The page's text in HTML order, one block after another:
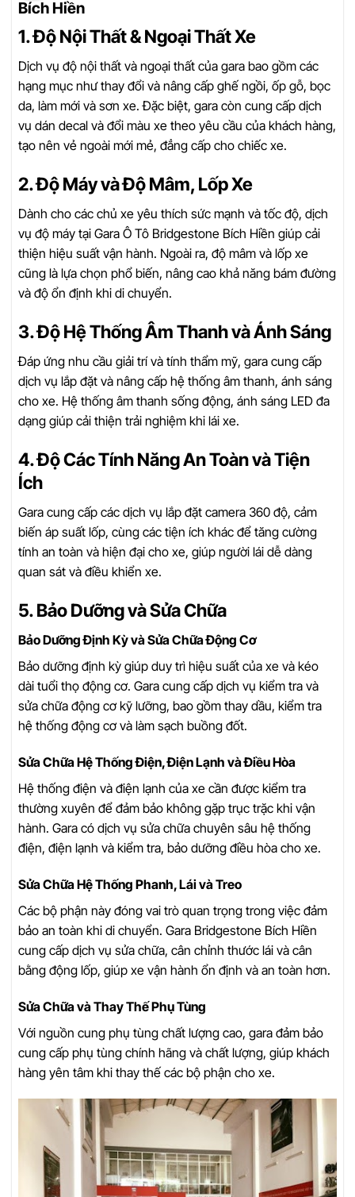
Bích Hiền
1. Độ Nội Thất & Ngoại Thất Xe
Dịch vụ độ nội thất và ngoại thất của gara bao gồm các
hạng mục như thay đổi và nâng cấp ghế ngồi, ốp gỗ, bọc
da, làm mới và sơn xe. Đặc biệt, gara còn cung cấp dịch
vụ dán decal và đổi màu xe theo yêu cầu của khách hàng,
tạo nên vẻ ngoài mới mẻ, đẳng cấp cho chiếc xe.
2. Độ Máy và Độ Mâm, Lốp Xe
Dành cho các chủ xe yêu thích sức mạnh và tốc độ, dịch
vụ độ máy tại Gara Ô Tô Bridgestone Bích Hiền giúp cải
thiện hiệu suất vận hành. Ngoài ra, độ mâm và lốp xe
cũng là lựa chọn phổ biến, nâng cao khả năng bám đường
và độ ổn định khi di chuyển.
3. Độ Hệ Thống Âm Thanh và Ánh Sáng
Đáp ứng nhu cầu giải trí và tính thẩm mỹ, gara cung cấp
dịch vụ lắp đặt và nâng cấp hệ thống âm thanh, ánh sáng
cho xe. Hệ thống âm thanh sống động, ánh sáng LED đa
dạng giúp cải thiện trải nghiệm khi lái xe.
4. Độ Các Tính Năng An Toàn và Tiện
Ích
Gara cung cấp các dịch vụ lắp đặt camera 360 độ, cảm
biến áp suất lốp, cùng các tiện ích khác để tăng cường
tính an toàn và hiện đại cho xe, giúp người lái dễ dàng
quan sát và điều khiển xe.
5. Bảo Dưỡng và Sửa Chữa
Bảo Dưỡng Định Kỳ và Sửa Chữa Động Cơ
Bảo dưỡng định kỳ giúp duy trì hiệu suất của xe và kéo
dài tuổi thọ động cơ. Gara cung cấp dịch vụ kiểm tra và
sửa chữa động cơ kỹ lưỡng, bao gồm thay dầu, kiểm tra
hệ thống động cơ và làm sạch buồng đốt.
Sửa Chữa Hệ Thống Điện, Điện Lạnh và Điều Hòa
Hệ thống điện và điện lạnh của xe cần được kiểm tra
thường xuyên để đảm bảo không gặp trục trặc khi vận
hành. Gara có dịch vụ sửa chữa chuyên sâu hệ thống
điện, điện lạnh và kiểm tra, bảo dưỡng điều hòa cho xe.
Sửa Chữa Hệ Thống Phanh, Lái và Treo
Các bộ phận này đóng vai trò quan trọng trong việc đảm
bảo an toàn khi di chuyển. Gara Bridgestone Bích Hiền
cung cấp dịch vụ sửa chữa, cân chỉnh thước lái và cân
bằng động lốp, giúp xe vận hành ổn định và an toàn hơn.
Sửa Chữa và Thay Thế Phụ Tùng
Với nguồn cung phụ tùng chất lượng cao, gara đảm bảo
cung cấp phụ tùng chính hãng và chất lượng, giúp khách
hàng yên tâm khi thay thế các bộ phận cho xe.